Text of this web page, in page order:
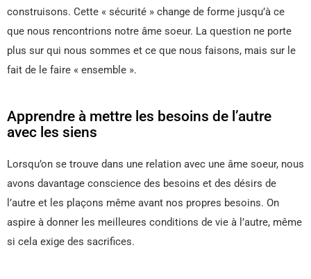
construisons. Cette « sécurité » change de forme jusqu’à ce
que nous rencontrions notre âme soeur. La question ne porte
plus sur qui nous sommes et ce que nous faisons, mais sur le
fait de le faire « ensemble ».
Apprendre à mettre les besoins de l’autre
avec les siens
Lorsqu’on se trouve dans une relation avec une âme soeur, nous
avons davantage conscience des besoins et des désirs de
l’autre et les plaçons même avant nos propres besoins. On
aspire à donner les meilleures conditions de vie à l’autre, même
si cela exige des sacrifices.